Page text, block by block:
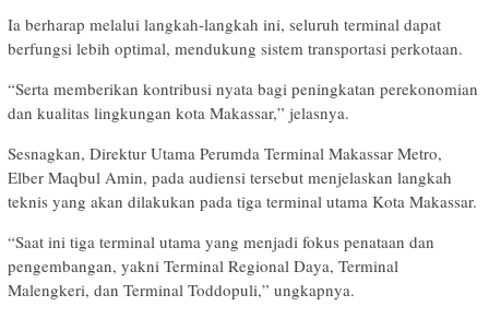
Ia berharap melalui langkah-langkah ini, seluruh terminal dapat
berfungsi lebih optimal, mendukung sistem transportasi perkotaan.
“Serta memberikan kontribusi nyata bagi peningkatan perekonomian
dan kualitas lingkungan kota Makassar,” jelasnya.
Sesnagkan, Direktur Utama Perumda Terminal Makassar Metro,
Elber Maqbul Amin, pada audiensi tersebut menjelaskan langkah
teknis yang akan dilakukan pada tiga terminal utama Kota Makassar.
“Saat ini tiga terminal utama yang menjadi fokus penataan dan
pengembangan, yakni Terminal Regional Daya, Terminal
Malengkeri, dan Terminal Toddopuli,” ungkapnya.